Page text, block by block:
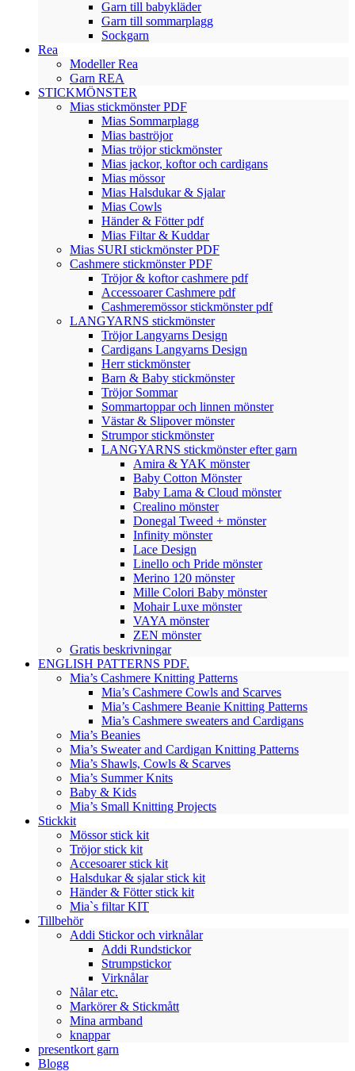
Garn till babykläder
Garn till sommarplagg
Sockgarn
Rea
Modeller Rea
Garn REA
STICKMÖNSTER
Mias stickmönster PDF
Mias Sommarplagg
Mias baströjor
Mias tröjor stickmönster
Mias jackor, koftor och cardigans
Mias mössor
Mias Halsdukar & Sjalar
Mias Cowls
Händer & Fötter pdf
Mias Filtar & Kuddar
Mias SURI stickmönster PDF
Cashmere stickmönster PDF
Tröjor & koftor cashmere pdf
Accessoarer Cashmere pdf
Cashmeremössor stickmönster pdf
LANGYARNS stickmönster
Tröjor Langyarns Design
Cardigans Langyarns Design
Herr stickmönster
Barn & Baby stickmönster
Tröjor Sommar
Sommartoppar och linnen mönster
Västar & Slipover mönster
Strumpor stickmönster
LANGYARNS stickmönster efter garn
Amira & YAK mönster
Baby Cotton Mönster
Baby Lama & Cloud mönster
Crealino mönster
Donegal Tweed + mönster
Infinity mönster
Lace Design
Linello och Pride mönster
Merino 120 mönster
Mille Colori Baby mönster
Mohair Luxe mönster
VAYA mönster
ZEN mönster
Gratis beskrivningar
ENGLISH PATTERNS PDF.
Mia’s Cashmere Knitting Patterns
Mia’s Cashmere Cowls and Scarves
Mia’s Cashmere Beanie Knitting Patterns
Mia’s Cashmere sweaters and Cardigans
Mia’s Beanies
Mia’s Sweater and Cardigan Knitting Patterns
Mia’s Shawls, Cowls & Scarves
Mia’s Summer Knits
Baby & Kids
Mia’s Small Knitting Projects
Stickkit
Mössor stick kit
Tröjor stick kit
Accesoarer stick kit
Halsdukar & sjalar stick kit
Händer & Fötter stick kit
Mia`s filtar KIT
Tillbehör
Addi Stickor och virknålar
Addi Rundstickor
Strumpstickor
Virknålar
Nålar etc.
Markörer & Stickmått
Mina armband
knappar
presentkort garn
Blogg